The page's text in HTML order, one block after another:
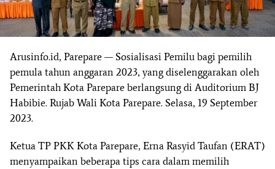
Arusinfo.id, Parepare — Sosialisasi Pemilu bagi pemilih
pemula tahun anggaran 2023, yang diselenggarakan oleh
Pemerintah Kota Parepare berlangsung di Auditorium BJ
Habibie. Rujab Wali Kota Parepare. Selasa, 19 September
2023.
Ketua TP PKK Kota Parepare, Erna Rasyid Taufan (ERAT)
menyampaikan beberapa tips cara dalam memilih